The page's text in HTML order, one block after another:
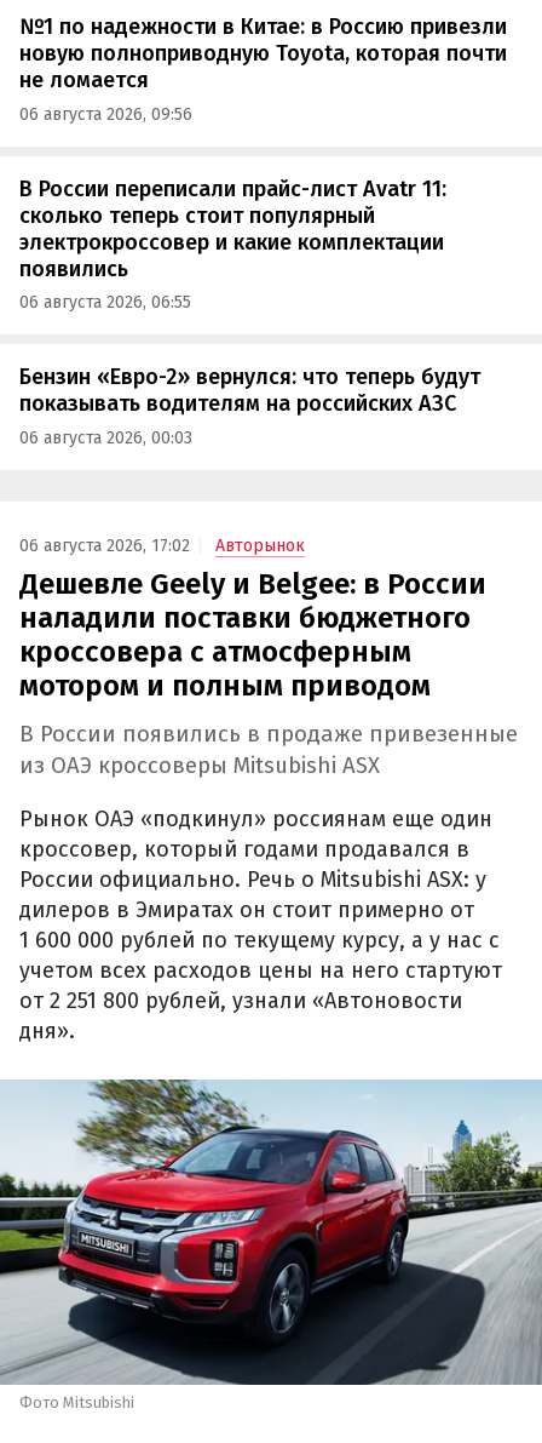
№1 по надежности в Китае: в Россию привезли
новую полноприводную Toyota, которая почти
не ломается
06 августа 2026, 09:56
В России переписали прайс-лист Avatr 11:
сколько теперь стоит популярный
электрокроссовер и какие комплектации
появились
06 августа 2026, 06:55
Бензин «Евро-2» вернулся: что теперь будут
показывать водителям на российских АЗС
06 августа 2026, 00:03
06 августа 2026, 17:02 Авторынок
Дешевле Geely и Belgee: в России
наладили поставки бюджетного
кроссовера с атмосферным
мотором и полным приводом
В России появились в продаже привезенные
из ОАЭ кроссоверы Mitsubishi ASX
Рынок ОАЭ «подкинул» россиянам еще один
кроссовер, который годами продавался в
России официально. Речь о Mitsubishi ASX: у
дилеров в Эмиратах он стоит примерно от
1 600 000 рублей по текущему курсу, а у нас с
учетом всех расходов цены на него стартуют
от 2 251 800 рублей, узнали «Автоновости
дня».
Фото Mitsubishi